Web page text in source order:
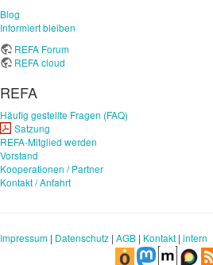
Blog
Informiert bleiben
REFA Forum
REFA cloud
REFA
Häufig gestellte Fragen (FAQ)
Satzung
REFA-Mitglied werden
Vorstand
Kooperationen / Partner
Kontakt / Anfahrt
Impressum | Datenschutz | AGB | Kontakt | intern